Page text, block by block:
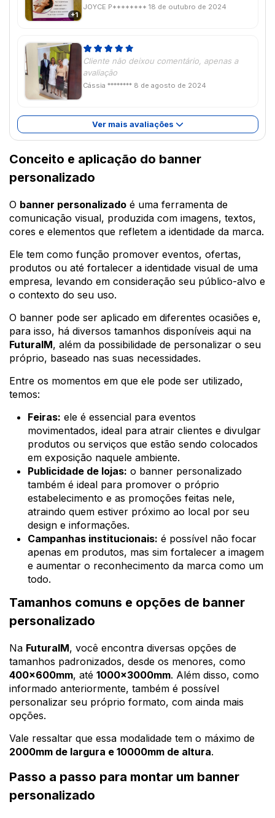
+1
JOYCE P******** 18 de outubro de 2024
Cliente não deixou comentário, apenas a
avaliação
Cássia ******** 8 de agosto de 2024
Ver mais avaliações
Conceito e aplicação do banner
personalizado
O banner personalizado é uma ferramenta de
comunicação visual, produzida com imagens, textos,
cores e elementos que refletem a identidade da marca.
Ele tem como função promover eventos, ofertas,
produtos ou até fortalecer a identidade visual de uma
empresa, levando em consideração seu público-alvo e
o contexto do seu uso.
O banner pode ser aplicado em diferentes ocasiões e,
para isso, há diversos tamanhos disponíveis aqui na
FuturaIM, além da possibilidade de personalizar o seu
próprio, baseado nas suas necessidades.
Entre os momentos em que ele pode ser utilizado,
temos:
Feiras: ele é essencial para eventos
movimentados, ideal para atrair clientes e divulgar
produtos ou serviços que estão sendo colocados
em exposição naquele ambiente.
Publicidade de lojas: o banner personalizado
também é ideal para promover o próprio
estabelecimento e as promoções feitas nele,
atraindo quem estiver próximo ao local por seu
design e informações.
Campanhas institucionais: é possível não focar
apenas em produtos, mas sim fortalecer a imagem
e aumentar o reconhecimento da marca como um
todo.
Tamanhos comuns e opções de banner
personalizado
Na FuturaIM, você encontra diversas opções de
tamanhos padronizados, desde os menores, como
400x600mm, até 1000x3000mm. Além disso, como
informado anteriormente, também é possível
personalizar seu próprio formato, com ainda mais
opções.
Vale ressaltar que essa modalidade tem o máximo de
2000mm de largura e 10000mm de altura.
Passo a passo para montar um banner
personalizado